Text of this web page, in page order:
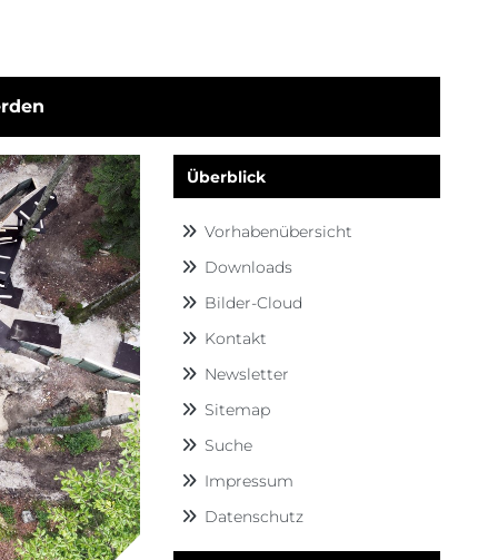
Überblick
Navigation überspringenVorhaben­übersicht
Downloads
Bilder-Cloud
Kontakt
Newsletter
Sitemap
Suche
Impressum
Datenschutz